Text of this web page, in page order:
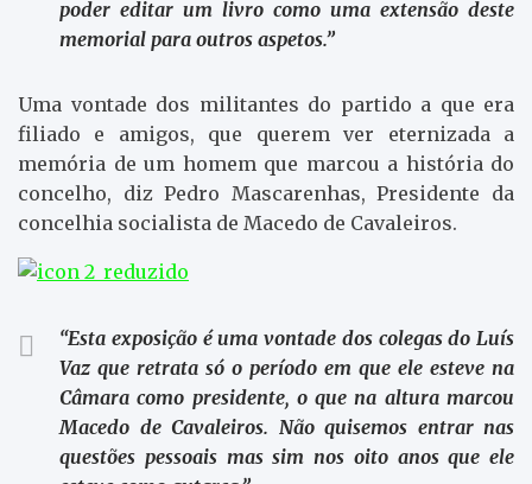
poder editar um livro como uma extensão deste
memorial para outros aspetos.”
Uma vontade dos militantes do partido a que era
filiado e amigos, que querem ver eternizada a
memória de um homem que marcou a história do
concelho, diz Pedro Mascarenhas, Presidente da
concelhia socialista de Macedo de Cavaleiros.
“Esta exposição é uma vontade dos colegas do Luís
Vaz que retrata só o período em que ele esteve na
Câmara como presidente, o que na altura marcou
Macedo de Cavaleiros. Não quisemos entrar nas
questões pessoais mas sim nos oito anos que ele